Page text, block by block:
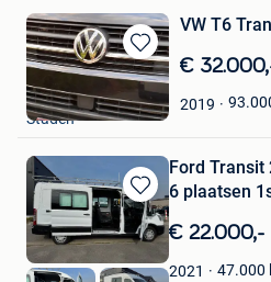
Bewaren
in
Mijn
Favorieten
VW T6
€
2019
Stijn Declercq
Staden
Bewaren
in
Mijn
Favorieten
Ford Transit
6 plaatsen
€ 22.000,-
2021 47.000